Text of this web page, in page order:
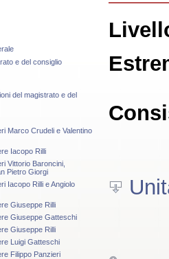
e del consiglio
del magistrato e del
Marco Crudeli e Valentino
Iacopo Rilli
Vittorio Baroncini,
Pietro Giorgi
Iacopo Rilli e Angiolo
Giuseppe Rilli
Giuseppe Gatteschi
Giuseppe Rilli
Luigi Gatteschi
Filippo Panzieri